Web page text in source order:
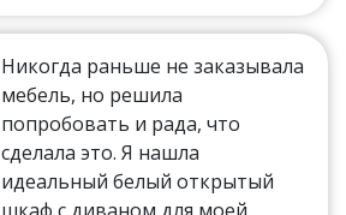
Никогда раньше не заказывала
мебель, но решила
попробовать и рада, что
сделала это. Я нашла
идеальный белый открытый